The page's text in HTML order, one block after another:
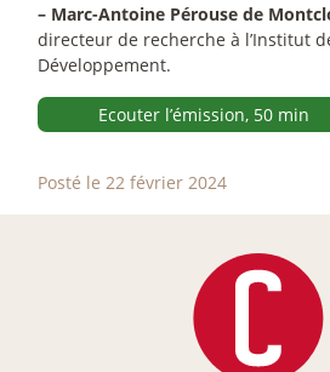
– Marc-Antoine Pérouse de
directeur de recherche à l’Institut
Développement.
Ecouter l’émission, 50 min
Posté le 22 février 2024